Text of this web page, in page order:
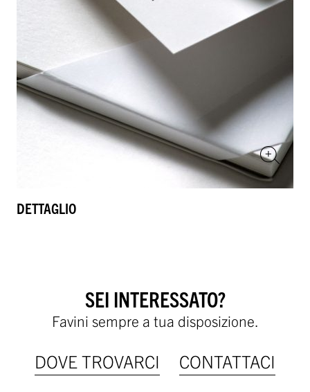
DETTAGLIO
SEI INTERESSATO?
Favini sempre a tua disposizione.
DOVE TROVARCI CONTATTACI